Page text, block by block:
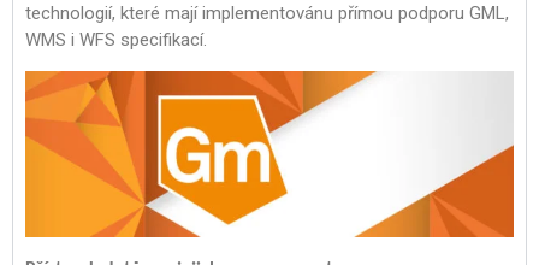
technologií, které mají implementovánu přímou podporu GML,
WMS i WFS specifikací.